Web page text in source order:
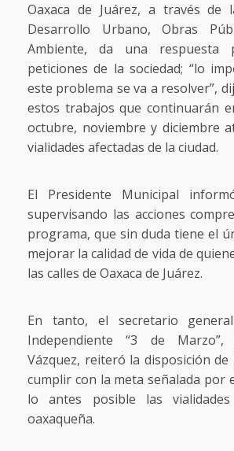
Oaxaca de Juárez, a través de
Desarrollo Urbano, Obras
Ambiente, da una respuesta
peticiones de la sociedad; “lo
este problema se va a resolver”,
estos trabajos que continuarán
octubre, noviembre y diciembre
vialidades afectadas de la ciudad.
El Presidente Municipal
supervisando las acciones
programa, que sin duda tiene el
mejorar la calidad de vida de
las calles de Oaxaca de Juárez.
En tanto, el secretario
Independiente “3 de Marzo”,
Vázquez, reiteró la disposición
cumplir con la meta señalada por
lo antes posible las
oaxaqueña.